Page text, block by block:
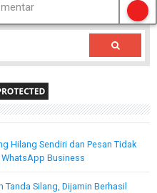
Hilang Sendiri dan Pesan Tidak
Business
Silang, Dijamin Berhasil